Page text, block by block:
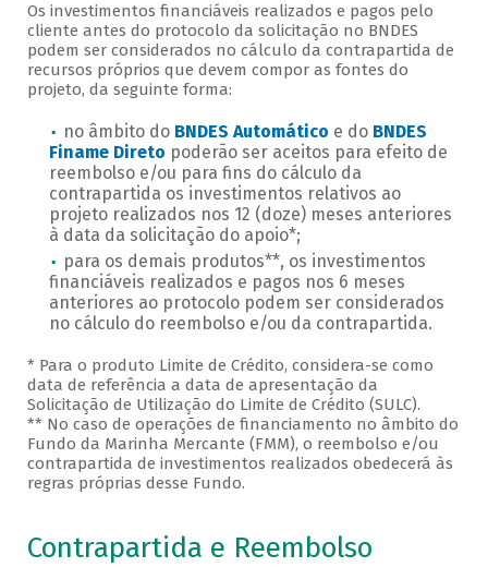
Os investimentos financiáveis realizados e pagos pelo
cliente antes do protocolo da solicitação no BNDES
podem ser considerados no cálculo da contrapartida de
recursos próprios que devem compor as fontes do
projeto, da seguinte forma:
no âmbito do BNDES Automático e do BNDES
Finame Direto poderão ser aceitos para efeito de
reembolso e/ou para fins do cálculo da
contrapartida os investimentos relativos ao
projeto realizados nos 12 (doze) meses anteriores
à data da solicitação do apoio*;
para os demais produtos**, os investimentos
financiáveis realizados e pagos nos 6 meses
anteriores ao protocolo podem ser considerados
no cálculo do reembolso e/ou da contrapartida.
* Para o produto Limite de Crédito, considera-se como
data de referência a data de apresentação da
Solicitação de Utilização do Limite de Crédito (SULC).
** No caso de operações de financiamento no âmbito do
Fundo da Marinha Mercante (FMM), o reembolso e/ou
contrapartida de investimentos realizados obedecerá às
regras próprias desse Fundo.
Contrapartida e Reembolso